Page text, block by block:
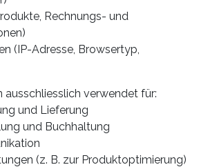
Rechnungs- und
(IP-Adresse, Browsertyp,
ausschliesslich verwendet für:
und Lieferung
und Buchhaltung
(z. B. zur Produktoptimierung)